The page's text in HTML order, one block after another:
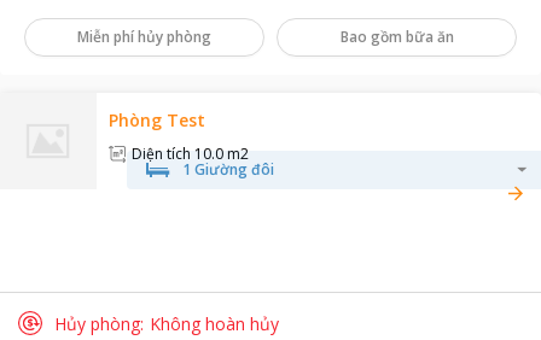
Miễn phí hủy phòng Bao gồm bữa ăn
Phòng Test
Diện tích 10.0 m2
1 Giường đôi
Hủy phòng Không hoàn hủy